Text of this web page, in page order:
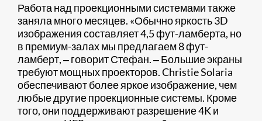
Работа над проекционными системами также
заняла много месяцев. «Обычно яркость 3D
изображения составляет 4,5 фут-ламберта, но
в премиум-залах мы предлагаем 8 фут-
ламберт, ‒ говорит Стефан. ‒ Большие экраны
требуют мощных проекторов. Christie Solaria
обеспечивают более яркое изображение, чем
любые другие проекционные системы. Кроме
того, они поддерживают разрешение 4K и